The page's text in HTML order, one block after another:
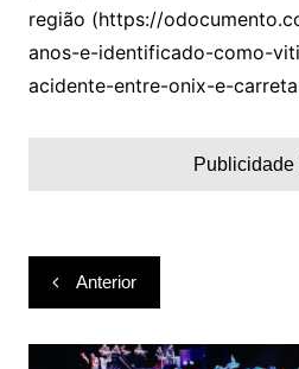
região (https://
anos-e-identificado-como-
acidente-entre-onix-e-
Publicidade
Navegação
de
Post
Anterior